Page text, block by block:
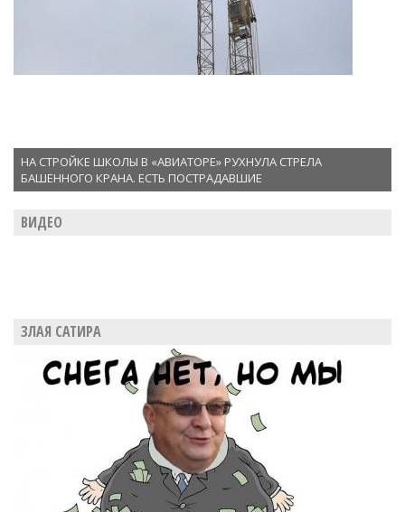
НА СТРОЙКЕ ШКОЛЫ В «АВИАТОРЕ» РУХНУЛА СТРЕЛА
БАШЕННОГО КРАНА. ЕСТЬ ПОСТРАДАВШИЕ
ВИДЕО
ЗЛАЯ САТИРА